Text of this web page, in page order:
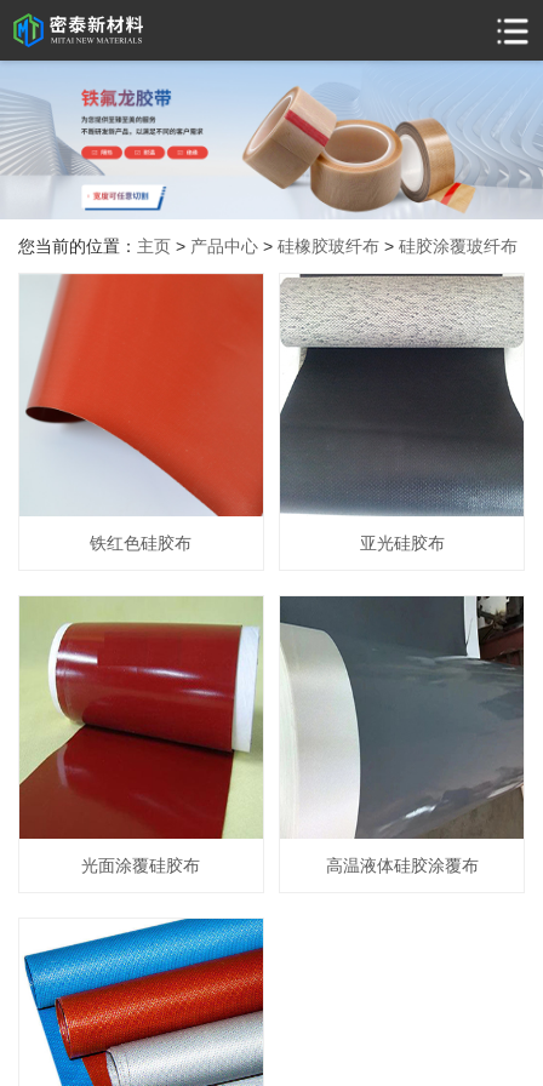
您当前的位置： 主页 > 产品中心 > 硅橡胶玻纤布 > 硅胶涂覆玻纤布
铁红色硅胶布 亚光硅胶布
光面涂覆硅胶布 高温液体硅胶涂覆布